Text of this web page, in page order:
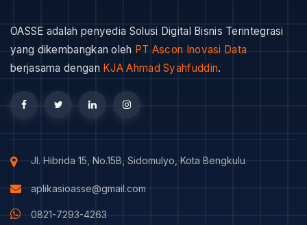
OASSE adalah penyedia Solusi Digital Bisnis Terintegrasi
yang dikembangkan oleh PT Ascon Inovasi Data
berjasama dengan KJA Ahmad Syahfuddin.
Jl. Hibrida 15, No.15B, Sidomulyo, Kota Bengkulu
aplikasioasse@gmail.com
0821-7293-4263